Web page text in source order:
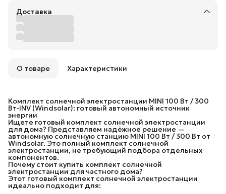
Доставка
О товаре Характеристики
Комплект солнечной электростанции MINI 100 Вт / 300
Вт‑INV (Windsolar): готовый автономный источник
энергии
Ищете готовый комплект солнечной электростанции
для дома? Представляем надёжное решение —
автономную солнечную станцию MINI 100 Вт / 300 Вт от
Windsolar. Это полный комплект солнечной
электростанции, не требующий подбора отдельных
компонентов.
Почему стоит купить комплект солнечной
электростанции для частного дома?
Этот готовый комплект солнечной электростанции
идеально подходит для: